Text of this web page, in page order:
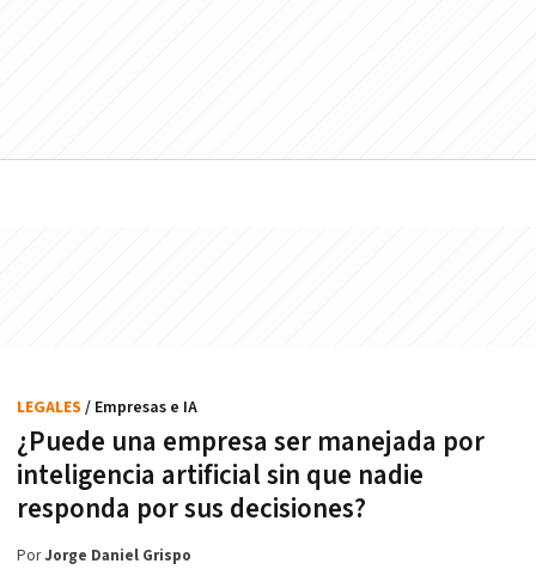
¿Puede una empresa ser manejada por
inteligencia artificial sin que nadie
responda por sus decisiones?
LEGALES / Empresas e IA
PorJorge Daniel Grispo